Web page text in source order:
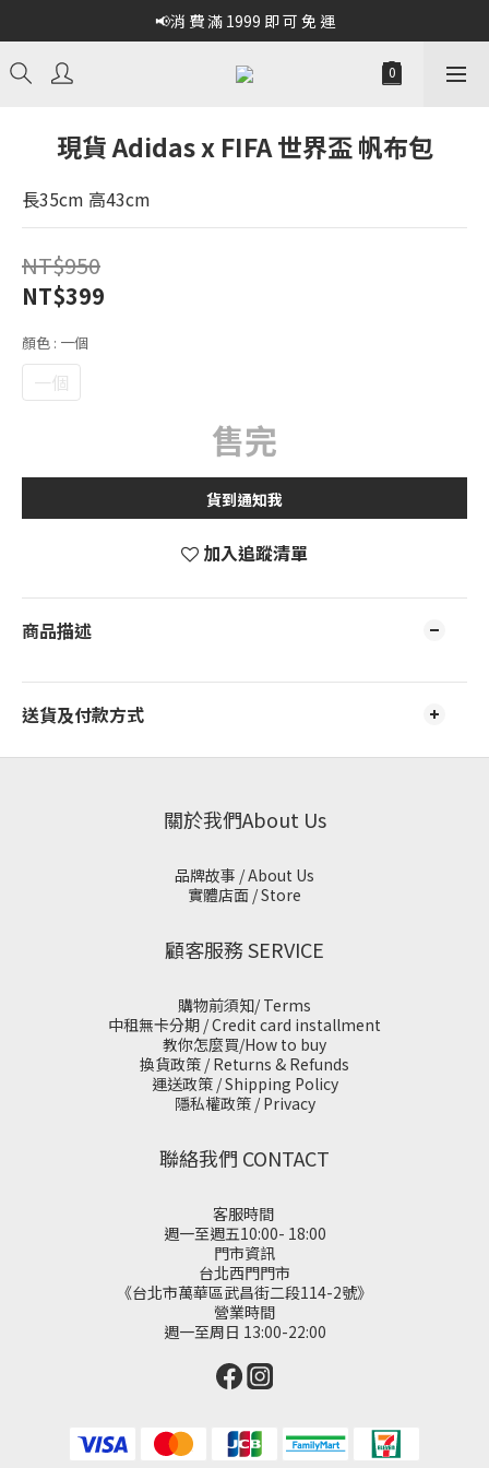
📢消 費 滿 1999 即 可 免 運
現貨 Adidas x FIFA 世界盃 帆布包
長35cm 高43cm
NT$950
NT$399
顏色 : 一個
一個
售完
貨到通知我
加入追蹤清單
商品描述
送貨及付款方式
關於我們About Us
品牌故事 / About Us
實體店面 / Store
顧客服務 SERVICE
購物前須知/ Terms
中租無卡分期 / Credit card installment
教你怎麼買/How to buy
換貨政策 / Returns & Refunds
運送政策 / Shipping Policy
隱私權政策 / Privacy
聯絡我們 CONTACT
客服時間
週一至週五10:00- 18:00
門市資訊
台北西門門市
《台北市萬華區武昌街二段114-2號》
營業時間
週一至周日 13:00-22:00